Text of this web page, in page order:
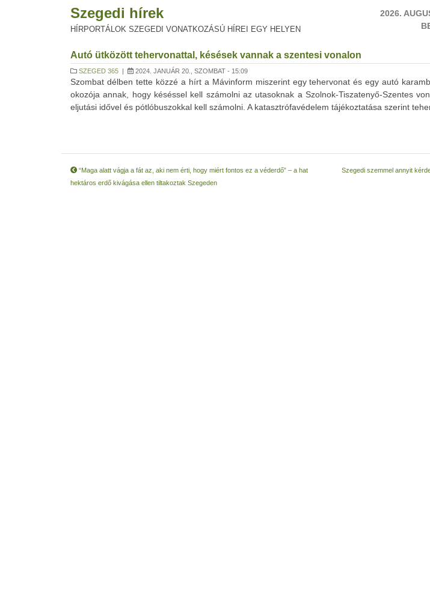
Szegedi hírek
HÍRPORTÁLOK SZEGEDI VONATKOZÁSÚ HÍREI EGY HELYEN
2026.
Autó ütközött tehervonattal, késések vannak a szentesi vonalon
SZEGED 365 | 2024. JANUÁR 20., SZOMBAT - 15:09
Szombat délben tette közzé a hírt a Mávinform miszerint egy tehervonat és egy autó
okozója annak, hogy késéssel kell számolni az utasoknak a Szolnok-Tiszatenyő-Szentes
eljutási idővel és pótlóbuszokkal kell számolni. A katasztrófavédelem tájékoztatása szerint
“Maga alatt vágja a fát az, aki nem érti, hogy miért fontos ez a véderdő” – a hat
hektáros erdő kivágása ellen tiltakoztak Szegeden
Szegedi szemmel annyit